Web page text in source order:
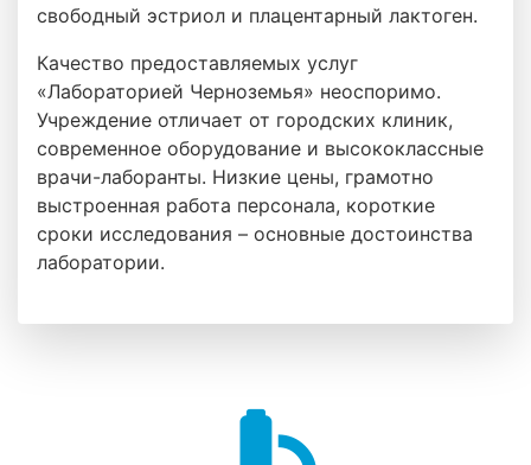
свободный эстриол и плацентарный лактоген.
Качество предоставляемых услуг
«Лабораторией Черноземья» неоспоримо.
Учреждение отличает от городских клиник,
современное оборудование и высококлассные
врачи-лаборанты. Низкие цены, грамотно
выстроенная работа персонала, короткие
сроки исследования – основные достоинства
лаборатории.